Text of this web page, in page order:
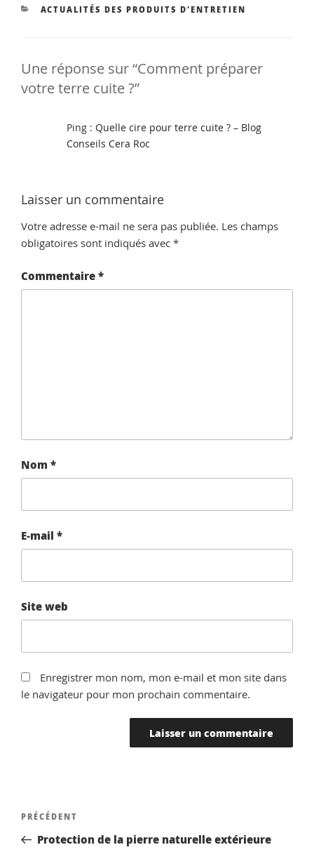
CATÉGORIES
ACTUALITÉS DES PRODUITS D'ENTRETIEN
Une réponse sur “Comment préparer
votre terre cuite ?”
Ping : Quelle cire pour terre cuite ? – Blog
Conseils Cera Roc
Laisser un commentaire
Votre adresse e-mail ne sera pas publiée. Les champs
obligatoires sont indiqués avec *
Commentaire*
Nom *
E-mail *
Site web
Enregistrer mon nom, mon e-mail et mon site dans
le navigateur pour mon prochain commentaire.
Navigation
l’article
Article
précédent
PRÉCÉDENT
Protection de la pierre naturelle extérieure